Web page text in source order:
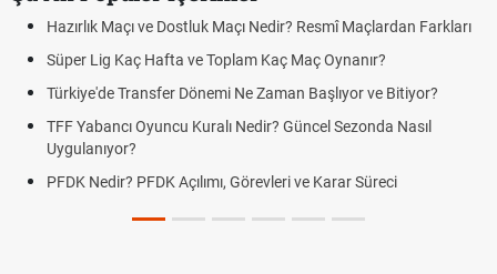
Hazırlık Maçı ve Dostluk Maçı Nedir? Resmî Maçlardan Farkları
Süper Lig Kaç Hafta ve Toplam Kaç Maç Oynanır?
Türkiye'de Transfer Dönemi Ne Zaman Başlıyor ve Bitiyor?
TFF Yabancı Oyuncu Kuralı Nedir? Güncel Sezonda Nasıl
Uygulanıyor?
PFDK Nedir? PFDK Açılımı, Görevleri ve Karar Süreci